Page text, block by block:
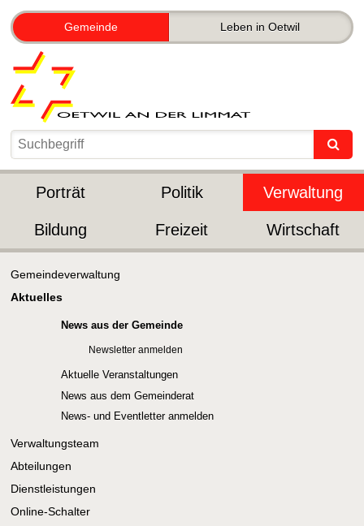
Gemeinde Leben in Oetwil
Porträt Politik Verwaltung
Bildung Freizeit Wirtschaft
Gemeindeverwaltung
Aktuelles
News aus der Gemeinde
Newsletter anmelden
Aktuelle Veranstaltungen
News aus dem Gemeinderat
News- und Eventletter anmelden
Verwaltungsteam
Abteilungen
Dienstleistungen
Online-Schalter